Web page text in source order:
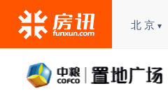
北 京 ▼